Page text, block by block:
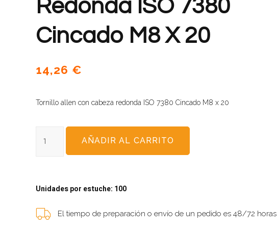
Redonda ISO 7380
Cincado M8 X 20
14,26 €
Tornillo allen con cabeza redonda ISO 7380 Cincado M8 x 20
AÑADIR AL CARRITO
Unidades por estuche: 100
El tiempo de preparación o envío de un pedido es 48/72 horas